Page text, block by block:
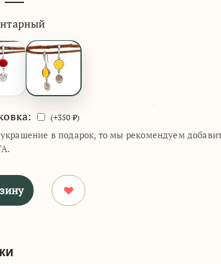
(+350 ₽)
в подарок, то мы рекомендуем